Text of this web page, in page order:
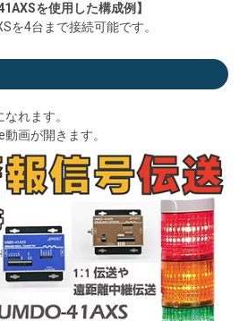
を使用した構成例】
を4台まで接続可能です。
れます。
画が開きます。